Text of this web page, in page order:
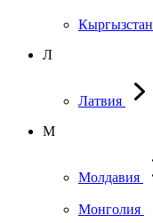
Кыргызстан
Л
Латвия
М
Молдавия
Монголия